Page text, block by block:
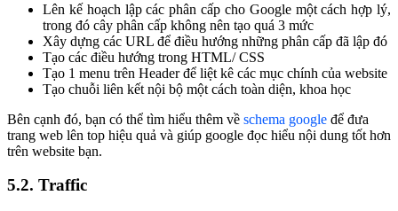
Lên kế hoạch lập các phân cấp cho Google một cách hợp lý,
trong đó cây phân cấp không nên tạo quá 3 mức
Xây dựng các URL để điều hướng những phân cấp đã lập đó
Tạo các điều hướng trong HTML/ CSS
Tạo 1 menu trên Header để liệt kê các mục chính của website
Tạo chuỗi liên kết nội bộ một cách toàn diện, khoa học
Bên cạnh đó, bạn có thể tìm hiểu thêm về schema google để đưa
trang web lên top hiệu quả và giúp google đọc hiểu nội dung tốt hơn
trên website bạn.
5.2. Traffic